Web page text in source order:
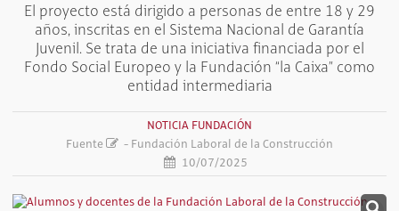
El proyecto está dirigido a personas de entre 18 y 29
años, inscritas en el Sistema Nacional de Garantía
Juvenil. Se trata de una iniciativa financiada por el
Fondo Social Europeo y la Fundación “la Caixa” como
entidad intermediaria
NOTICIA FUNDACIÓN
Fuente
- Fundación Laboral de la Construcción
10/07/2025